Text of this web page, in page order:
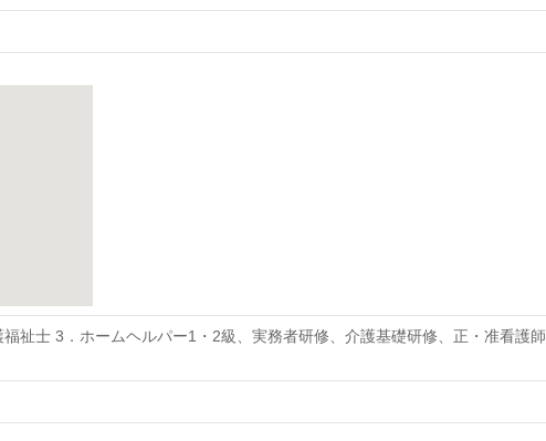
祉士 3．ホームヘルパー1・2級、実務者研修、介護基礎研修、正・准看護師